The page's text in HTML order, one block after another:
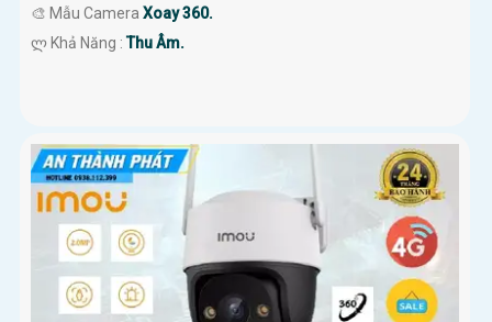
🎨 Mẫu Camera Xoay 360.
️ლ Khả Năng :Thu Âm.